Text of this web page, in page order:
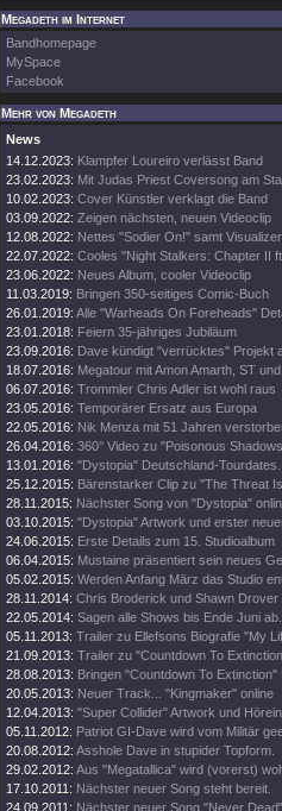
Megadeth im Internet
Bandhomepage
MySpace
Facebook
Mehr von Megadeth
News
14.12.2023: Klampfer Loureiro verlässt Band
23.02.2023: Mit Judas Priest Coversong am
10.02.2023: Cover Künstler verklagt die Band
03.09.2022: Zeigen nächsten, neuen Videoclip
12.08.2022: Nettes "Sodier On!" samt Visualizer
22.07.2022: Cooles "Night Stalkers: Chapter II
23.06.2022: Neues Album, cooler Videoclip
11.03.2019: Bringen 350-seitiges Comic-Buch
26.01.2019: Alle "Warheads On Foreheads"
23.01.2018: Feiern 35-jähriges Jubiläum
23.09.2016: Dave kündigt "verrücktes" Projekt
18.07.2016: Megatour mit Amon Amarth, ST
06.07.2016: Trommler Chris Adler ist wohl raus
23.05.2016: Temporärer Ersatz aus Europa
22.05.2016: Nik Menza mit 51 Jahren
26.04.2016: 360° Video zu "Poisonous
13.01.2016: "Dystopia" Deutschland-Tourdates.
25.12.2015: Bärenstarker Clip zu "The Threat
28.11.2015: Nächster Song von "Dystopia"
03.10.2015: "Dystopia" Artwork und erster
24.06.2015: Erste Details zum 15. Studioalbum
06.04.2015: Mustaine präsentiert sein neues
05.02.2015: Werden Anfang März das Studio
28.11.2014: Chris Broderick und Shawn
22.05.2014: Sagen alle Shows bis Ende Juni ab.
05.11.2013: Trailer zu Ellefsons Biografie "My
21.09.2013: Trailer zu "Countdown To
28.08.2013: Bringen "Countdown To Extinction"
20.05.2013: Neuer Track... "Kingmaker" online
12.04.2013: "Super Collider" Artwork und
05.11.2012: Patriot GI-Dave wird vom Militär
20.08.2012: Asshole Dave in stupider Topform.
29.02.2012: Aus "Megatallica" wird (vorerst)
17.10.2011: Nächster neuer Song steht bereit.
24.09.2011: Nächster neuer Song "Never